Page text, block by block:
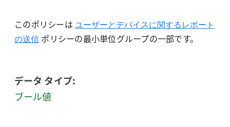
このポリシーはユーザーとデバイスに関するレポート
の送信 ポリシーの最小単位グループの一部です。
データ タイプ:
ブール値